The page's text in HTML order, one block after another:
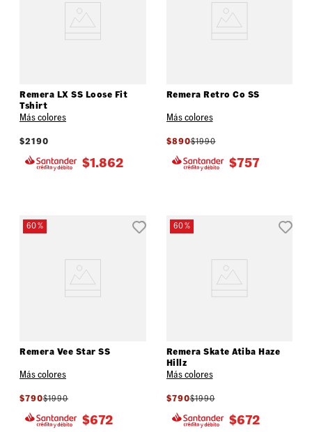
Remera LX SS Loose Fit
Tshirt
Más colores
$2190
$1.862
Remera Retro Co SS
Más colores
$890$1990
$757
60 %
Remera Vee Star SS
Más colores
$790$1990
$672
60 %
Remera Skate Atiba Haze
Hillz
Más colores
$790$1990
$672